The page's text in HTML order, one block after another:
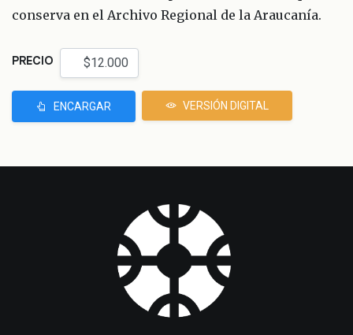
conserva en el Archivo Regional de la Araucanía.
PRECIO
ENCARGAR VERSIÓN DIGITAL